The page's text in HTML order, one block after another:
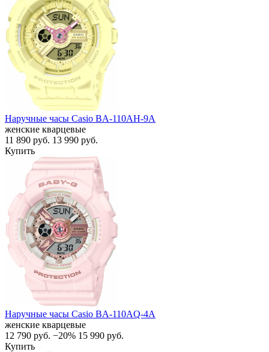
Наручные часы Casio BA-110AH-9A
женские кварцевые
11 890 руб. 13 990 руб.
Купить
Наручные часы Casio BA-110AQ-4A
женские кварцевые
12 790 руб. −20% 15 990 руб.
Купить